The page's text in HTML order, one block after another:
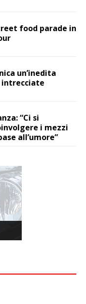
food parade in
un’inedita
intrecciate
“Ci si
i mezzi
all’umore”